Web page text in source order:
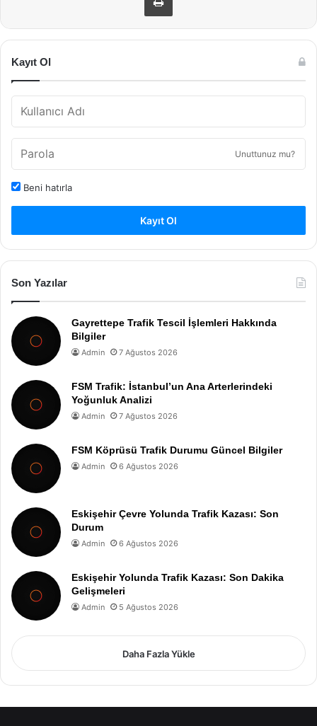
Kayıt Ol
Unuttunuz mu?
Beni hatırla
Kayıt Ol
Son Yazılar
Gayrettepe Trafik Tescil İşlemleri Hakkında
Bilgiler
Admin 7 Ağustos 2026
FSM Trafik: İstanbul’un Ana Arterlerindeki
Yoğunluk Analizi
Admin 7 Ağustos 2026
FSM Köprüsü Trafik Durumu Güncel Bilgiler
Admin 6 Ağustos 2026
Eskişehir Çevre Yolunda Trafik Kazası: Son
Durum
Admin 6 Ağustos 2026
Eskişehir Yolunda Trafik Kazası: Son Dakika
Gelişmeleri
Admin 5 Ağustos 2026
Daha Fazla Yükle